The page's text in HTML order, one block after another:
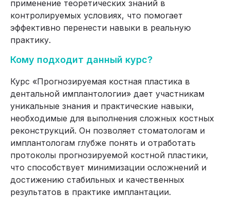
применение теоретических знаний в
контролируемых условиях, что помогает
эффективно перенести навыки в реальную
практику.
Кому подходит данный курс?
Курс «Прогнозируемая костная пластика в
дентальной имплантологии» дает участникам
уникальные знания и практические навыки,
необходимые для выполнения сложных костных
реконструкций. Он позволяет стоматологам и
имплантологам глубже понять и отработать
протоколы прогнозируемой костной пластики,
что способствует минимизации осложнений и
достижению стабильных и качественных
результатов в практике имплантации.